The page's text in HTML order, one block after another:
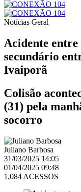
Notícias Geral
Acidente entre
secundário
Ivaiporã
Colisão
(31) pela
socorro
Juliano Barbosa
31/03/2025 14:05
01/04/2025 09:48
1,084 ACESSOS